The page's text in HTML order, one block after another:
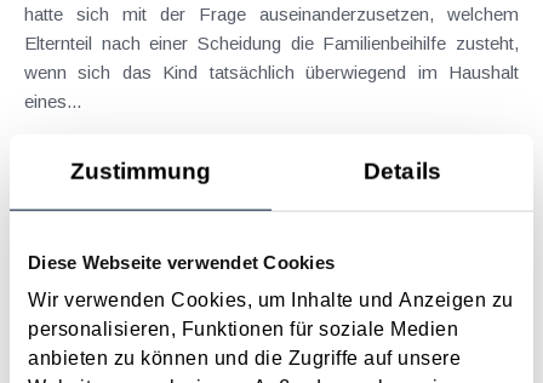
Zustimmung Details
Diese Webseite verwendet Cookies
Wir verwenden Cookies, um Inhalte und Anzeigen zu
personalisieren, Funktionen für soziale Medien
anbieten zu können und die Zugriffe auf unsere
hatte sich mit der Frage auseinanderzusetzen, welchem
Elternteil nach einer Scheidung die Familienbeihilfe zusteht,
wenn sich das Kind tatsächlich überwiegend im Haushalt
eines...
Suche im Archiv
Suche nach Datum
Suche in Schlagwortliste